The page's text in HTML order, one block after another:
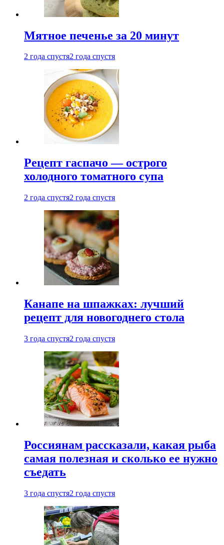
Мятное печенье за 20 минут
2 года спустя2 года спустя
Рецепт гаспачо — острого
холодного томатного супа
2 года спустя2 года спустя
Канапе на шпажках: лучший
рецепт для новогоднего стола
3 года спустя2 года спустя
Россиянам рассказали, какая рыба
самая полезная и сколько ее нужно
съедать
3 года спустя2 года спустя